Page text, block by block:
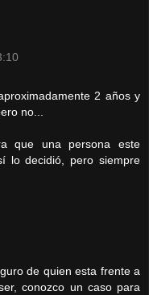
2 años y
no...
que una persona este
lo decidió, pero siempre
de quien esta frente a
conozco un caso para